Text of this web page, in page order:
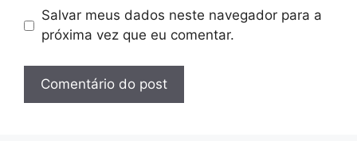
Salvar meus dados neste navegador para a
próxima vez que eu comentar.